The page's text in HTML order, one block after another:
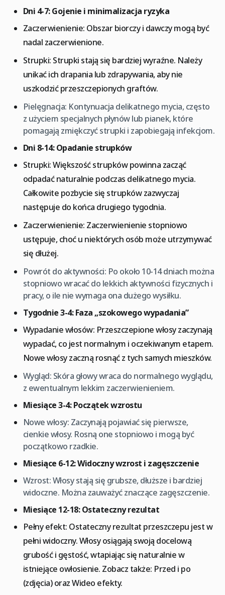
Dni 4-7: Gojenie i minimalizacja ryzyka
Zaczerwienienie: Obszar biorczy i dawczy mogą być
nadal zaczerwienione.
Strupki: Strupki stają się bardziej wyraźne. Należy
unikać ich drapania lub zdrapywania, aby nie
uszkodzić przeszczepionych graftów.
Pielęgnacja: Kontynuacja delikatnego mycia, często
z użyciem specjalnych płynów lub pianek, które
pomagają zmiękczyć strupki i zapobiegają infekcjom.
Dni 8-14: Opadanie strupków
Strupki: Większość strupków powinna zacząć
odpadać naturalnie podczas delikatnego mycia.
Całkowite pozbycie się strupków zazwyczaj
następuje do końca drugiego tygodnia.
Zaczerwienienie: Zaczerwienienie stopniowo
ustępuje, choć u niektórych osób może utrzymywać
się dłużej.
Powrót do aktywności: Po około 10-14 dniach można
stopniowo wracać do lekkich aktywności fizycznych i
pracy, o ile nie wymaga ona dużego wysiłku.
Tygodnie 3-4: Faza „szokowego wypadania”
Wypadanie włosów: Przeszczepione włosy zaczynają
wypadać, co jest normalnym i oczekiwanym etapem.
Nowe włosy zaczną rosnąć z tych samych mieszków.
Wygląd: Skóra głowy wraca do normalnego wyglądu,
z ewentualnym lekkim zaczerwienieniem.
Miesiące 3-4: Początek wzrostu
Nowe włosy: Zaczynają pojawiać się pierwsze,
cienkie włosy. Rosną one stopniowo i mogą być
początkowo rzadkie.
Miesiące 6-12: Widoczny wzrost i zagęszczenie
Wzrost: Włosy stają się grubsze, dłuższe i bardziej
widoczne. Można zauważyć znaczące zagęszczenie.
Miesiące 12-18: Ostateczny rezultat
Pełny efekt: Ostateczny rezultat przeszczepu jest w
pełni widoczny. Włosy osiągają swoją docelową
grubość i gęstość, wtapiając się naturalnie w
istniejące owłosienie. Zobacz także: Przed i po
(zdjęcia) oraz Wideo efekty.